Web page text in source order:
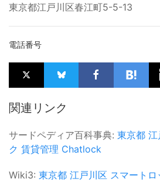
東京都江戸川区春江町5-5-13
電話番号
関連リンク
サードペディア百科事典: 東京都 江
ク 賃貸管理 Chatlock
Wiki3: 東京都 江戸川区 スマートロ